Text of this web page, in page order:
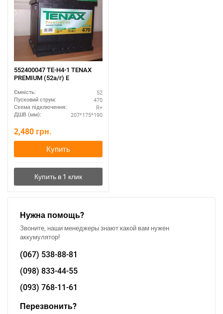
552400047 TE-H4-1 TENAX
PREMIUM (52а/г) E
Ємність: 52
Пусковий струм: 470
Схема підключення: R+
ДШВ (мм): 207*175*190
2,480 грн.
Купить
Нужна помощь?
Звоните, наши менеджеры знают какой вам нужен
аккумулятор!
(067) 538-88-81
(098) 833-44-55
(093) 768-11-61
Перезвонить?